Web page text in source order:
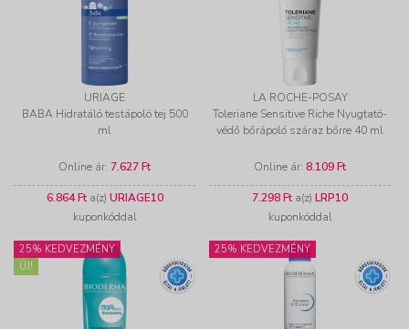
URIAGE
BABA Hidratáló testápoló tej 500
ml
Online ár: 7.627 Ft
6.864 Fta(z) URIAGE10
kuponkóddal
LA ROCHE-POSAY
Toleriane Sensitive Riche Nyugtató-
védő bőrápoló száraz bőrre 40 ml
Online ár: 8.109 Ft
7.298 Ft a(z) LRP10
kuponkóddal
25% KEDVEZMÉNY
ÚJ!
25% KEDVEZMÉNY